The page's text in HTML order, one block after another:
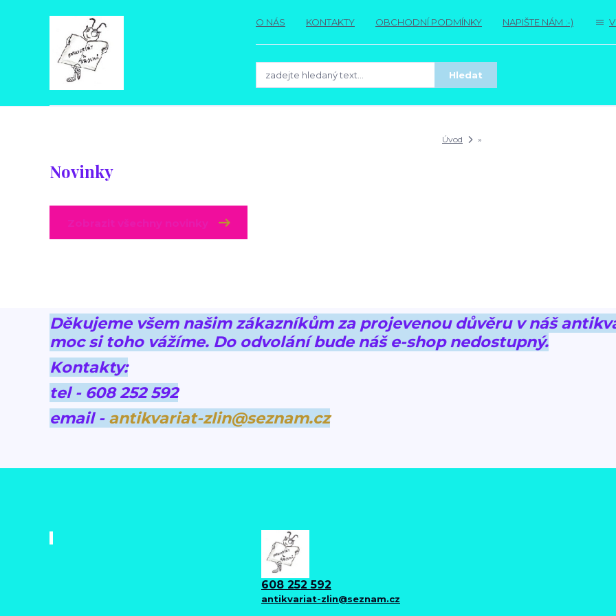
O NÁS KONTAKTY OBCHODNÍ PODMÍNKY NAPIŠTE NÁM :-)
Hledat
Úvod »
Novinky
Děkujeme všem našim zákazníkům za projevenou důvěru v náš
moc si toho vážíme. Do odvolání bude náš e-shop nedostupný.
Kontakty:
tel - 608 252 592
email - antikvariat-zlin@seznam.cz
608 252 592
antikvariat-zlin@seznam.cz